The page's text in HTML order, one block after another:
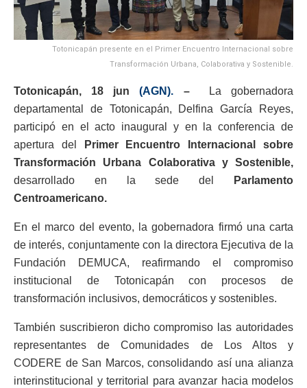
Totonicapán presente en el Primer Encuentro Internacional sobre
Transformación Urbana, Colaborativa y Sostenible.
Totonicapán, 18 jun(AGN). –La gobernadora
departamental de Totonicapán, Delfina García Reyes,
participó en el acto inaugural y en la conferencia de
apertura del
Primer Encuentro Internacional sobre
Transformación Urbana Colaborativa y Sostenible,
desarrollado en la sede del
Parlamento
Centroamericano.
En el marco del evento, la gobernadora firmó una carta
de interés, conjuntamente con la directora Ejecutiva de la
Fundación DEMUCA, reafirmando el compromiso
institucional de Totonicapán con procesos de
transformación inclusivos, democráticos y sostenibles.
También suscribieron dicho compromiso las autoridades
representantes de Comunidades de Los Altos y
CODERE de San Marcos, consolidando así una alianza
interinstitucional y territorial para avanzar hacia modelos